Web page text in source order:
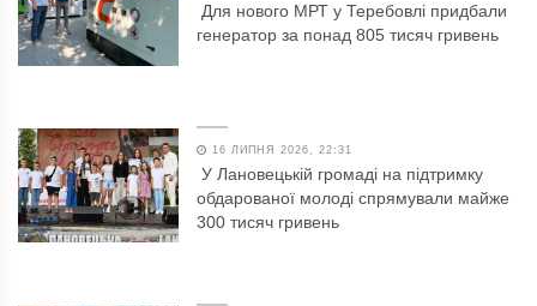
Для нового МРТ у Теребовлі придбали
генератор за понад 805 тисяч гривень
16 ЛИПНЯ 2026, 22:31
У Лановецькій громаді на підтримку
обдарованої молоді спрямували майже
300 тисяч гривень